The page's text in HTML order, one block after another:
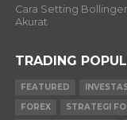
Cara Setting
Akurat
TRADING
FEATURED
FOREX
STRATEGI